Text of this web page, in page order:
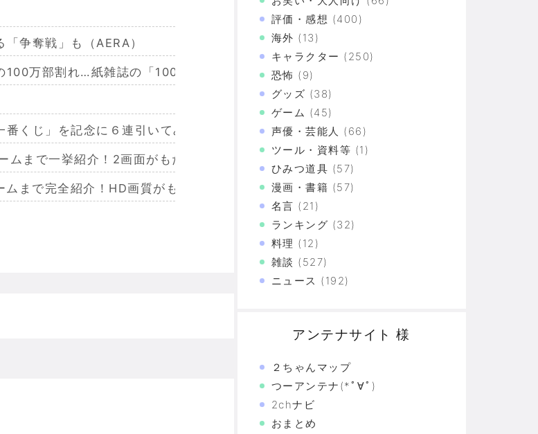
争奪戦」も（AERA）
100万部割れ…紙雑誌の「100万部超」がゼロに
番くじ」を記念に６連引いてみた！気づけばXX連で合計○万円使ってた！？
まで一挙紹介！2画面がもたらす極上の恐怖
まで完全紹介！HD画質がもたらした真の恐怖…
完全紹介！フルポリゴンがもたらした恐怖の革命
イナーまで完全紹介！ビジュアルメモリと駆け抜けた日々を思い出そう
評価・感想 (400)
海外 (13)
キャラクター (250)
恐怖 (9)
グッズ (38)
ゲーム (45)
声優・芸能人 (66)
ツール・資料等 (1)
ひみつ道具 (57)
漫画・書籍 (57)
名言 (21)
ランキング (32)
料理 (12)
雑談 (527)
ニュース (192)
アンテナサイト 様
２ちゃんマップ
つーアンテナ(*ﾟ∀ﾟ)
2chナビ
おまとめ